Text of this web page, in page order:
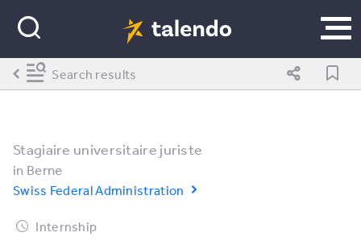
Stagiaire universitaire juriste
in Berne
Swiss Federal Administration
Internship
Search results